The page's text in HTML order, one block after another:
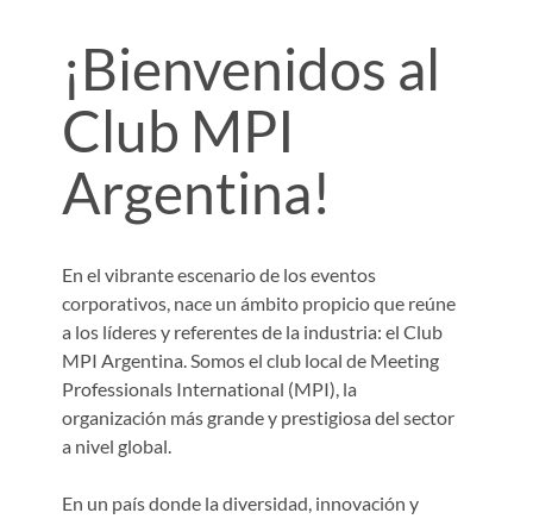
¡Bienvenidos al
Club MPI
Argentina!
En el vibrante escenario de los eventos
corporativos, nace un ámbito propicio que reúne
a los líderes y referentes de la industria: el Club
MPI Argentina. Somos el club local de Meeting
Professionals International (MPI), la
organización más grande y prestigiosa del sector
a nivel global.
En un país donde la diversidad, innovación y